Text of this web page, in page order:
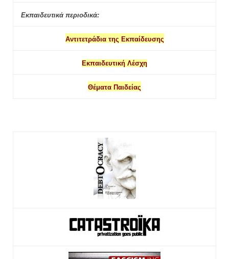
Εκπαιδευτικά περιοδικά:
Αντιτετράδια της Εκπαίδευσης
Εκπαιδευτική Λέσχη
Θέματα Παιδείας